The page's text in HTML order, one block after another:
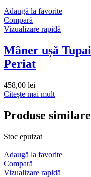
Adaugă la favorite
Compară
Vizualizare rapidă
Mâner ușă
Periat
458,00 lei
Citește mai mult
Produse similare
Stoc epuizat
Adaugă la favorite
Compară
Vizualizare rapidă